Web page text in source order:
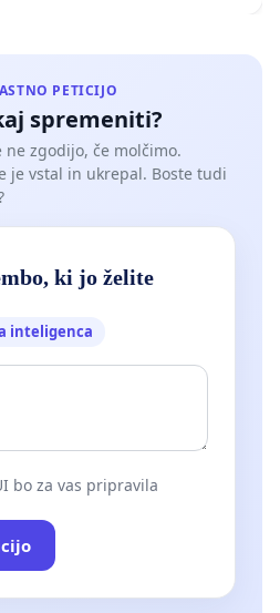
PETICIJO
spremeniti?
ne zgodijo, če molčimo.
je vstal in ukrepal. Boste tudi
ki jo želite
inteligenca
bo za vas pripravila